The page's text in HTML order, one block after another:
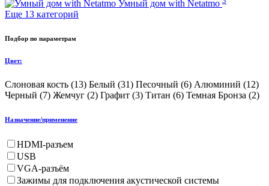
Умный дом with Netatmo
Еще 13 категорий
Подбор по параметрам
Цвет:
Слоновая кость (13) Белый (31) Песочный (6) Алюминий (12)
Черный (7) Жемчуг (2) Графит (3) Титан (6) Темная Бронза (2)
Назначение/применение
HDMI-разъем
USB
VGA-разъём
Зажимы для подключения акустической системы